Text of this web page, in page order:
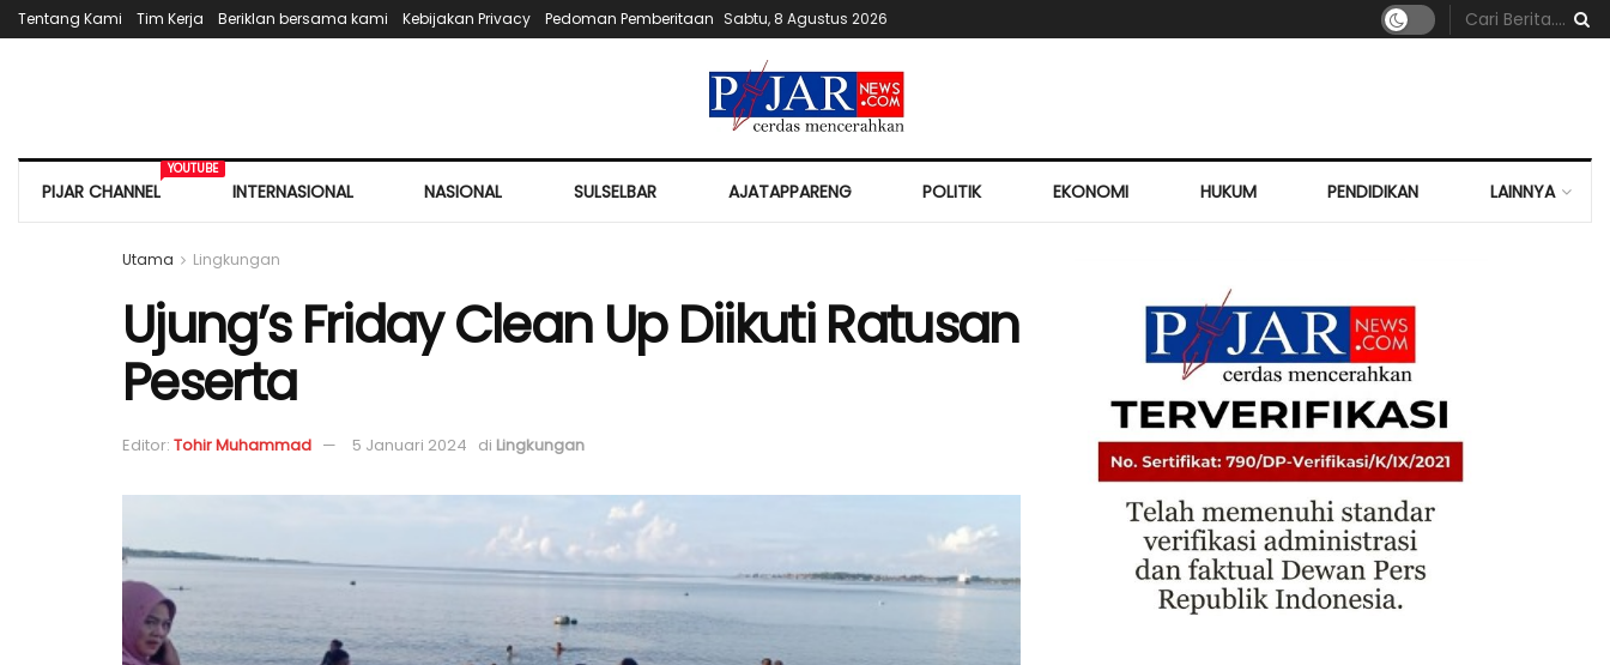
Tentang Kami Tim Kerja Beriklan bersama kami Kebijakan Privacy Pedoman Pemberitaan Sabtu, 8 Agustus 2026
PIJAR CHANNEL
YOUTUBE
INTERNASIONAL NASIONAL SULSELBAR AJATAPPARENG POLITIK EKONOMI HUKUM PENDIDIKAN LAINNYA
Utama Lingkungan
Ujung’s Friday Clean Up Diikuti Ratusan
Peserta
Editor: Tohir Muhammad 5 Januari 2024 di Lingkungan